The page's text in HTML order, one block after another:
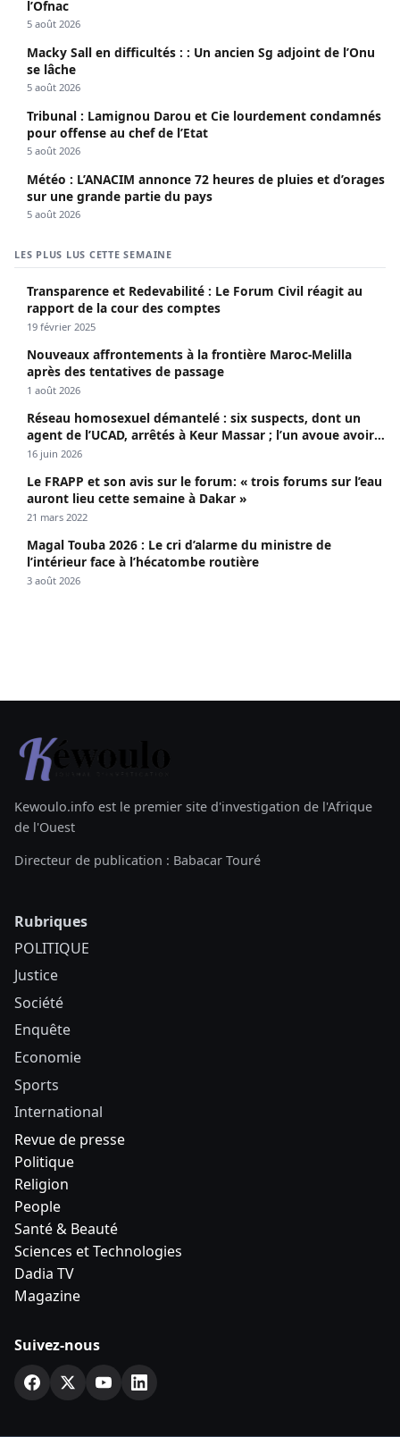
l’Ofnac
5 août 2026
Macky Sall en difficultés : : Un ancien Sg adjoint de l’Onu
se lâche
5 août 2026
Tribunal : Lamignou Darou et Cie lourdement condamnés
pour offense au chef de l’Etat
5 août 2026
Météo : L’ANACIM annonce 72 heures de pluies et d’orages
sur une grande partie du pays
5 août 2026
LES PLUS LUS CETTE SEMAINE
Transparence et Redevabilité : Le Forum Civil réagit au
rapport de la cour des comptes
19 février 2025
Nouveaux affrontements à la frontière Maroc-Melilla
après des tentatives de passage
1 août 2026
Réseau homosexuel démantelé : six suspects, dont un
agent de l’UCAD, arrêtés à Keur Massar ; l’un avoue avoir
propagé le VIH depuis 2018
16 juin 2026
Le FRAPP et son avis sur le forum: « trois forums sur l’eau
auront lieu cette semaine à Dakar »
21 mars 2022
Magal Touba 2026 : Le cri d’alarme du ministre de
l’intérieur face à l’hécatombe routière
3 août 2026
Kewoulo.info est le premier site d'investigation de l'Afrique
de l'Ouest
Directeur de publication : Babacar Touré
Rubriques
POLITIQUE
Justice
Société
Enquête
Economie
Sports
International
Revue de presse
Politique
Religion
People
Santé & Beauté
Sciences et Technologies
Dadia TV
Magazine
Suivez-nous